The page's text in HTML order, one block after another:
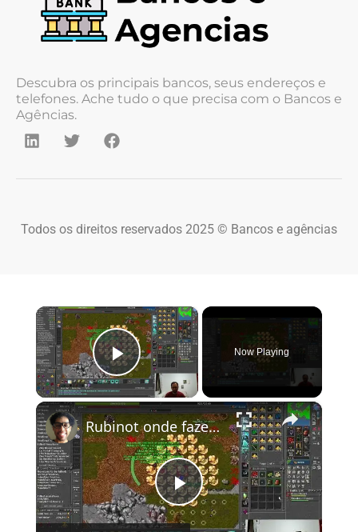
Descubra os principais bancos, seus endereços e
telefones. Ache tudo o que precisa com o Bancos e
Agências.
Todos os direitos reservados 2025 © Bancos e agências
×
Play Video
Now Playing
×
Play Video
Rubinot onde fazer a Task de Oramond